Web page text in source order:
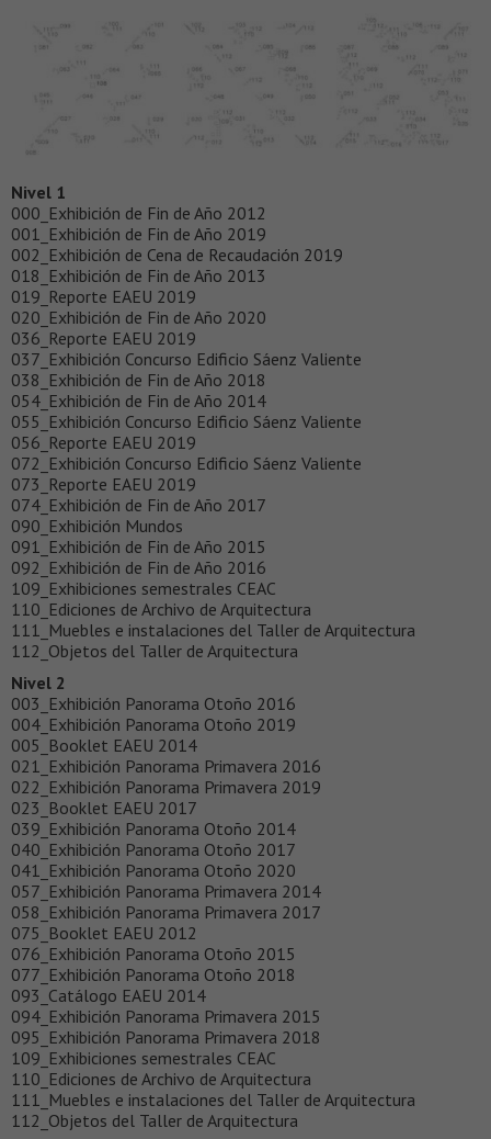
Nivel 1
000_Exhibición de Fin de Año 2012
001_Exhibición de Fin de Año 2019
002_Exhibición de Cena de Recaudación 2019
018_Exhibición de Fin de Año 2013
019_Reporte EAEU 2019
020_Exhibición de Fin de Año 2020
036_Reporte EAEU 2019
037_Exhibición Concurso Edificio Sáenz Valiente
038_Exhibición de Fin de Año 2018
054_Exhibición de Fin de Año 2014
055_Exhibición Concurso Edificio Sáenz Valiente
056_Reporte EAEU 2019
072_Exhibición Concurso Edificio Sáenz Valiente
073_Reporte EAEU 2019
074_Exhibición de Fin de Año 2017
090_Exhibición Mundos
091_Exhibición de Fin de Año 2015
092_Exhibición de Fin de Año 2016
109_Exhibiciones semestrales CEAC
110_Ediciones de Archivo de Arquitectura
111_Muebles e instalaciones del Taller de Arquitectura
112_Objetos del Taller de Arquitectura
Nivel 2
003_Exhibición Panorama Otoño 2016
004_Exhibición Panorama Otoño 2019
005_Booklet EAEU 2014
021_Exhibición Panorama Primavera 2016
022_Exhibición Panorama Primavera 2019
023_Booklet EAEU 2017
039_Exhibición Panorama Otoño 2014
040_Exhibición Panorama Otoño 2017
041_Exhibición Panorama Otoño 2020
057_Exhibición Panorama Primavera 2014
058_Exhibición Panorama Primavera 2017
075_Booklet EAEU 2012
076_Exhibición Panorama Otoño 2015
077_Exhibición Panorama Otoño 2018
093_Catálogo EAEU 2014
094_Exhibición Panorama Primavera 2015
095_Exhibición Panorama Primavera 2018
109_Exhibiciones semestrales CEAC
110_Ediciones de Archivo de Arquitectura
111_Muebles e instalaciones del Taller de Arquitectura
112_Objetos del Taller de Arquitectura